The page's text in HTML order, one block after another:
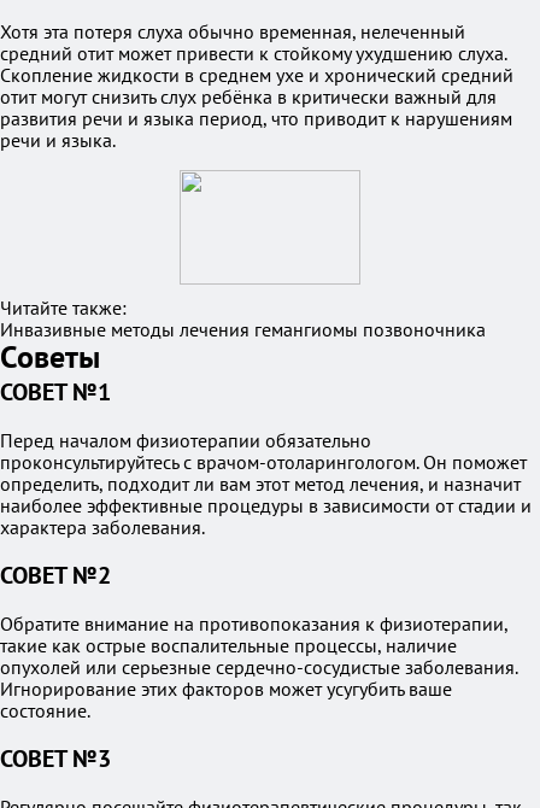
Хотя эта потеря слуха обычно временная, нелеченный
средний отит может привести к стойкому ухудшению слуха.
Скопление жидкости в среднем ухе и хронический средний
отит могут снизить слух ребёнка в критически важный для
развития речи и языка период, что приводит к нарушениям
речи и языка.
Читайте также:
Инвазивные методы лечения гемангиомы позвоночника
Советы
СОВЕТ №1
Перед началом физиотерапии обязательно
проконсультируйтесь с врачом-отоларингологом. Он поможет
определить, подходит ли вам этот метод лечения, и назначит
наиболее эффективные процедуры в зависимости от стадии и
характера заболевания.
СОВЕТ №2
Обратите внимание на противопоказания к физиотерапии,
такие как острые воспалительные процессы, наличие
опухолей или серьезные сердечно-сосудистые заболевания.
Игнорирование этих факторов может усугубить ваше
состояние.
СОВЕТ №3